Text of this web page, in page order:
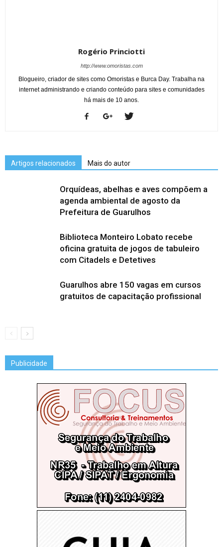
Rogério Princiotti
http://www.omoristas.com
Blogueiro, criador de sites como Omoristas e Burca Day. Trabalha na
internet administrando e criando conteúdo para sites e comunidades
há mais de 10 anos.
Artigos relacionados Mais do autor
Orquídeas, abelhas e aves compõem a
agenda ambiental de agosto da
Prefeitura de Guarulhos
Biblioteca Monteiro Lobato recebe
oficina gratuita de jogos de tabuleiro
com Citadels e Detetives
Guarulhos abre 150 vagas em cursos
gratuitos de capacitação profissional
Publicidade